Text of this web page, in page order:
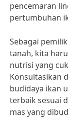
pencemaran
pertumbuhan
Sebagai
tanah, kita
nutrisi yang
Konsultasikan
budidaya ikan
terbaik sesuai
mas yang